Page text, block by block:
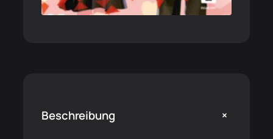
Beschreibung +